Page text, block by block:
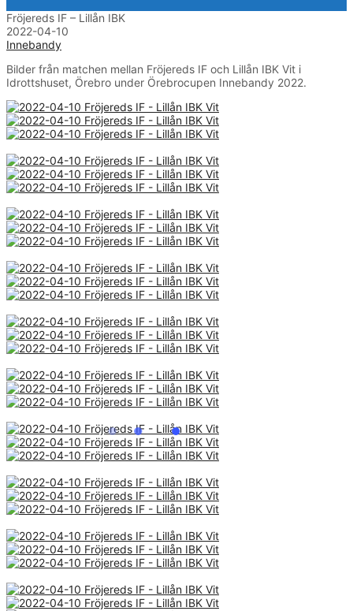
Fröjereds IF – Lillån IBK
2022-04-10
Innebandy
Bilder från matchen mellan Fröjereds IF och Lillån IBK Vit i
Idrottshuset, Örebro under Örebrocupen Innebandy 2022.